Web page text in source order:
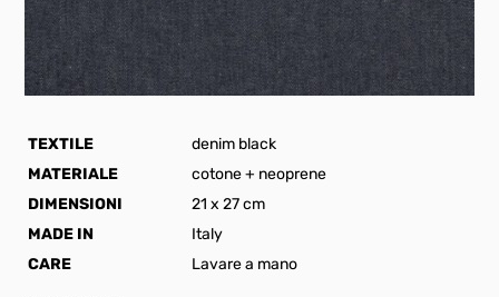
TEXTILE
denim black
MATERIALE
cotone + neoprene
DIMENSIONI
21 x 27 cm
MADE IN
Italy
CARE
Lavare a mano